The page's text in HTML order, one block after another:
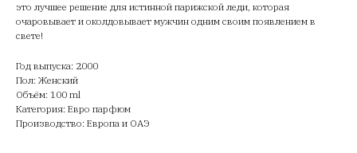
это лучшее решение для истинной парижской леди, которая
очаровывает и околдовывает мужчин одним своим появлением в
свете!
Год выпуска: 2000
Пол: Женский
Объём: 100 ml
Категория: Евро парфюм
Производство: Европа и ОАЭ